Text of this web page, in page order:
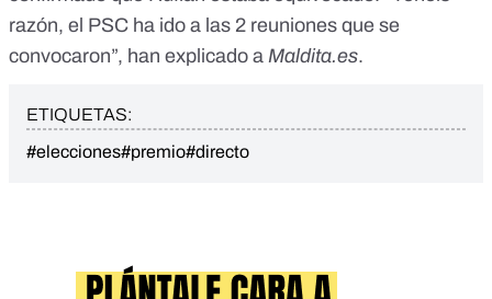
razón, el PSC ha ido a las 2 reuniones que se
convocaron”, han explicado a Maldita.es.
ETIQUETAS:
#elecciones#premio#directo